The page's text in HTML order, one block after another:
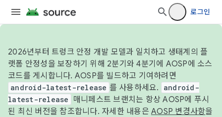
로그인
2026년부터 트렁크 안정 개발 모델과 일치하고 생태계의 플
랫폼 안정성을 보장하기 위해 2분기와 4분기에 AOSP에 소스
코드를 게시합니다. AOSP를 빌드하고 기여하려면
android-latest-release 를 사용하세요.
android-
latest-release
매니페스트 브랜치는 항상 AOSP에 푸시
된 최신 버전을 참조합니다. 자세한 내용은 AOSP 변경사항을